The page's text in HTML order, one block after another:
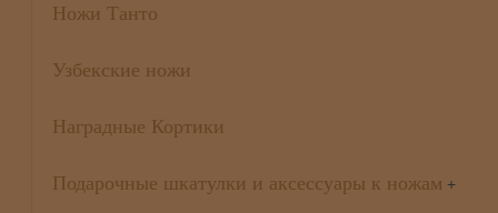
Ножи Танто
Узбекские ножи
Наградные Кортики
Подарочные шкатулки и аксессуары к ножам +